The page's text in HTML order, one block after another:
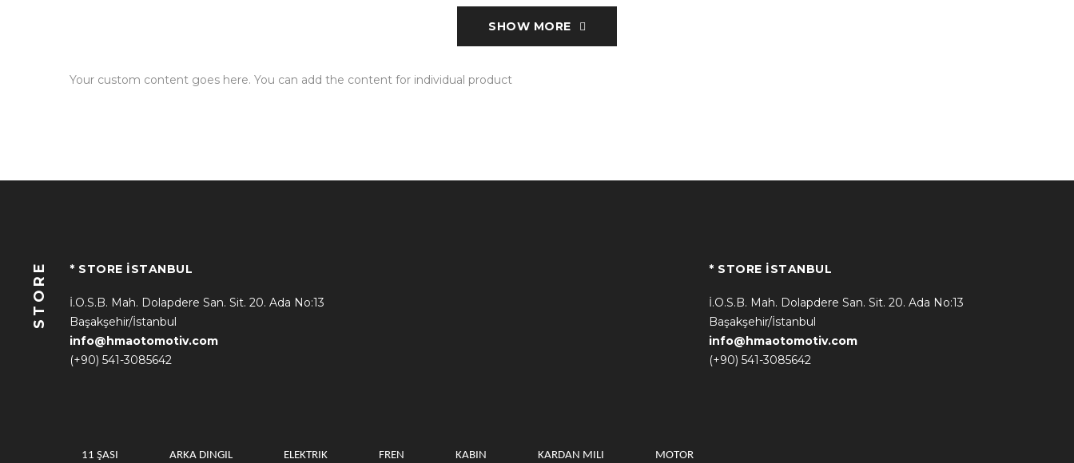
SHOW MORE
Your custom content goes here. You can add the content for individual product
STORE * STORE İSTANBUL
İ.O.S.B. Mah. Dolapdere San. Sit. 20. Ada No:13
Başakşehir/İstanbul
info@hmaotomotiv.com
(+90) 541-3085642
* STORE İSTANBUL
İ.O.S.B. Mah. Dolapdere San. Sit. 20. Ada No:13
Başakşehir/İstanbul
info@hmaotomotiv.com
(+90) 541-3085642
11 ŞASI ARKA DINGIL ELEKTRIK FREN KABIN KARDAN MILI MOTOR